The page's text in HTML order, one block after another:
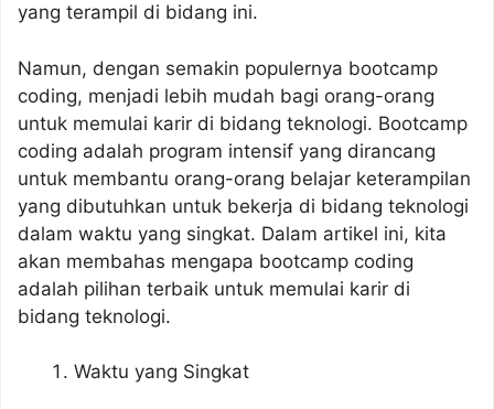
yang terampil di bidang ini.
Namun, dengan semakin populernya bootcamp
coding, menjadi lebih mudah bagi orang-orang
untuk memulai karir di bidang teknologi. Bootcamp
coding adalah program intensif yang dirancang
untuk membantu orang-orang belajar keterampilan
yang dibutuhkan untuk bekerja di bidang teknologi
dalam waktu yang singkat. Dalam artikel ini, kita
akan membahas mengapa bootcamp coding
adalah pilihan terbaik untuk memulai karir di
bidang teknologi.
Waktu yang Singkat